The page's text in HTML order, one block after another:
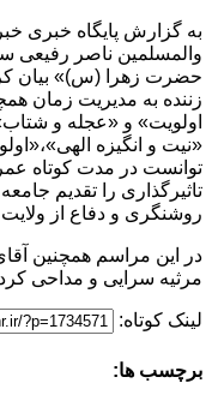
به گزارش پایگاه خبری
والمسلمین ناصر رفیعی
حضرت زهرا (س)» بیان
زننده به مدیریت زمان
اولویت» و «عجله و
«نیت و انگیزه
توانست در مدت کوتاه
تاثیرگذاری را تقدیم
روشنگری و دفاع از ولایت
در این مراسم همچنین
مرثیه سرایی و مداحی
لینک کوتاه:
برچسب ها: